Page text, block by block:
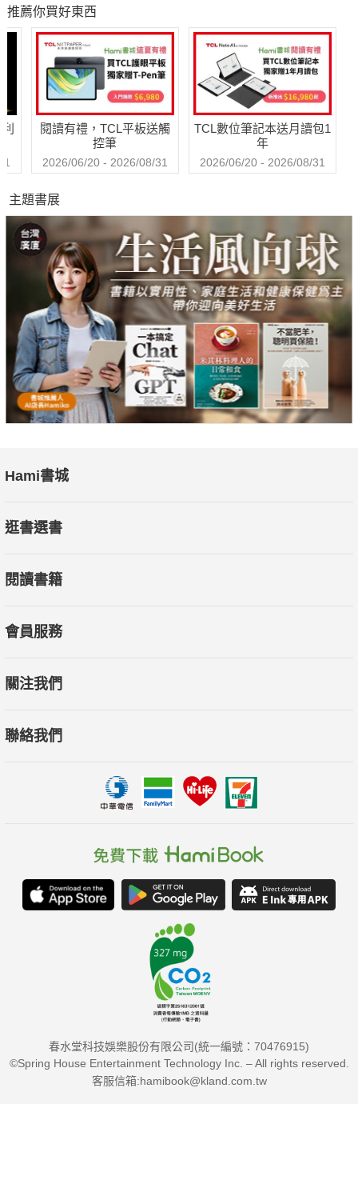
推薦你買好東西
閱讀有禮，TCL平板送觸
控筆
2026/06/20 - 2026/08/31
TCL數位筆記本送月讀包1
年
2026/06/20 - 2026/08/31
主題書展
Hami書城
逛書選書
閱讀書籍
會員服務
關注我們
聯絡我們
春水堂科技娛樂股份有限公司(統一編號：70476915)
©Spring House Entertainment Technology Inc. – All rights reserved.
客服信箱:hamibook@kland.com.tw